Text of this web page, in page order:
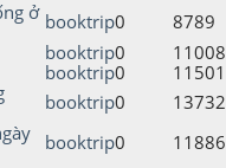
ở booktrip0
8789
booktrip0
11008
booktrip0
11501
booktrip0
13732
booktrip0
11886